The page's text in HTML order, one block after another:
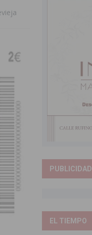
PUBLICIDAD
EL TIEMPO